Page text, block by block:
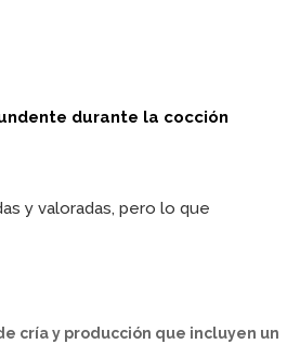
durante la cocción
y valoradas, pero lo que
cría y producción que incluyen un